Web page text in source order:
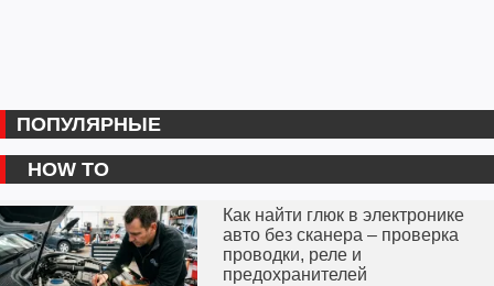
ПОПУЛЯРНЫЕ
HOW TO
Как найти глюк в электронике
авто без сканера – проверка
проводки, реле и
предохранителей